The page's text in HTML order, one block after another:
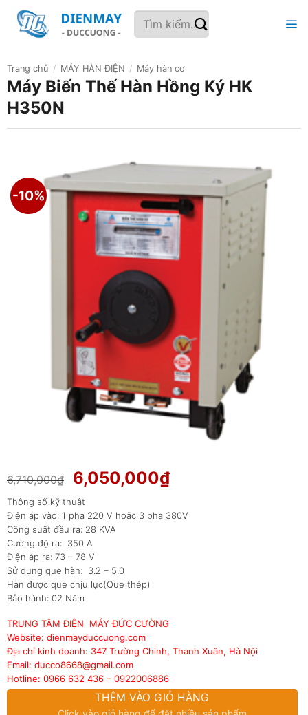
qua
Tìm
kiếm:
Trang chủ / MÁY HÀN ĐIỆN / Máy hàn cơ
Máy Biến Thế Hàn Hồng Ký HK
H350N
-10%
6,710,000₫
Giá
gốc
là:
6,710,000₫.
6,050,000₫Giá
tại
Thông số kỹ thuật
Điện áp vào: 1 pha 220 V hoặc 3 pha 380V
Công suất đầu ra: 28 KVA
Cường độ ra: 350 A
Điện áp ra: 73 – 78 V
Sử dụng que hàn: 3.2 – 5.0
Hàn được que chịu lực(Que thép)
Bảo hành: 02 Năm
TRUNG TÂM ĐIỆN MÁY ĐỨC CƯỜNG
Website: dienmayduccuong.com
Địa chỉ kinh doanh: 347 Trường Chinh, Thanh Xuân, Hà Nội
Email: ducco8668@gmail.com
Hotline: 0966 632 436 – 0922006886
THÊM VÀO GIỎ HÀNG